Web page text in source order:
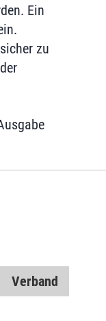
Ein
zu
Verband